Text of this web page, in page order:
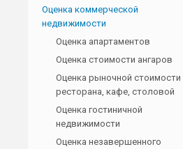
Оценка коммерческой
недвижимости
Оценка апартаментов
Оценка стоимости ангаров
Оценка рыночной стоимости
ресторана, кафе, столовой
Оценка гостиничной
недвижимости
Оценка незавершенного